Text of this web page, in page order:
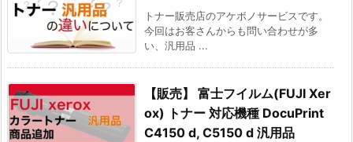
トナー販売店のアケボノサービスです。
今回はお客さんからも問い合わせが多
い、汎用品 ...
【販売】 富士フイルム(FUJI Xer
ox) トナー 対応機種 DocuPrint
C4150 d, C5150 d 汎用品